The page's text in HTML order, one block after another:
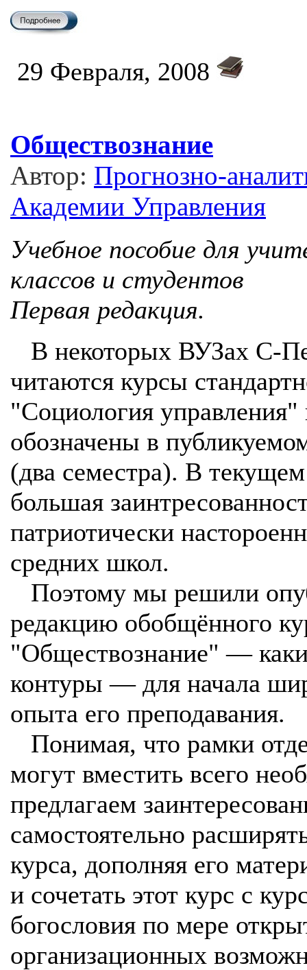
29 Февраля, 2008
Обществознание
Автор: Прогнозно-
Академии Управления
Учебное пособие для
классов и студентов
Первая редакция.
В некоторых ВУЗах С-
читаются курсы
"Социология
обозначены в
(два семестра). В
большая
патриотически
средних школ.
Поэтому мы решили
редакцию обобщённого
"Обществознание" —
контуры — для начала
опыта его преподавания.
Понимая, что рамки
могут вместить всего
предлагаем
самостоятельно
курса, дополняя его
и сочетать этот курс с
богословия по мере
организационных